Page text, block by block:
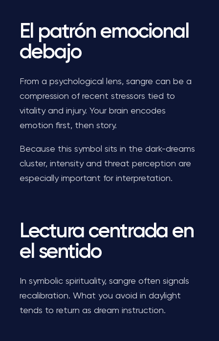
El patrón emocional
debajo
From a psychological lens, sangre can be a
compression of recent stressors tied to
vitality and injury. Your brain encodes
emotion first, then story.
Because this symbol sits in the dark-dreams
cluster, intensity and threat perception are
especially important for interpretation.
Lectura centrada en
el sentido
In symbolic spirituality, sangre often signals
recalibration. What you avoid in daylight
tends to return as dream instruction.